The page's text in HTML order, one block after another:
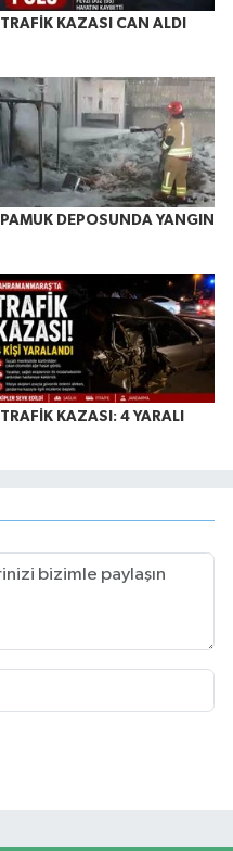
TRAFİK KAZASI CAN ALDI
PAMUK DEPOSUNDA YANGIN
TRAFİK KAZASI: 4 YARALI